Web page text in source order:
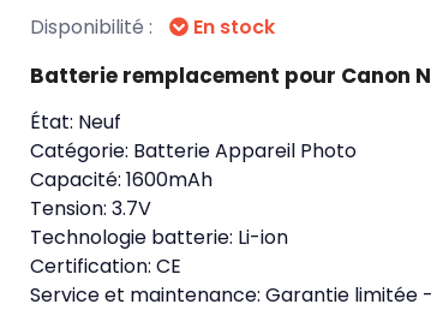
Disponibilité : En stock
Batterie remplacement pour Canon
État: Neuf
Catégorie: Batterie Appareil Photo
Capacité: 1600mAh
Tension: 3.7V
Technologie batterie: Li-ion
Certification: CE
Service et maintenance: Garantie limitée